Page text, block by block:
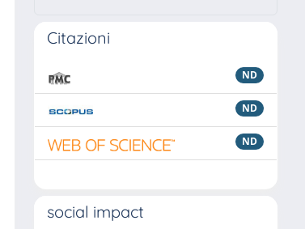
Citazioni
ND
ND
ND
social impact